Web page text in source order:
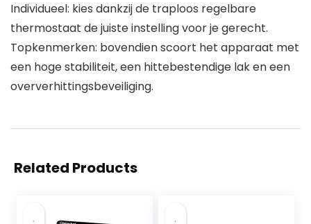
Individueel: kies dankzij de traploos regelbare
thermostaat de juiste instelling voor je gerecht.
Topkenmerken: bovendien scoort het apparaat met
een hoge stabiliteit, een hittebestendige lak en een
oververhittingsbeveiliging.
Related Products